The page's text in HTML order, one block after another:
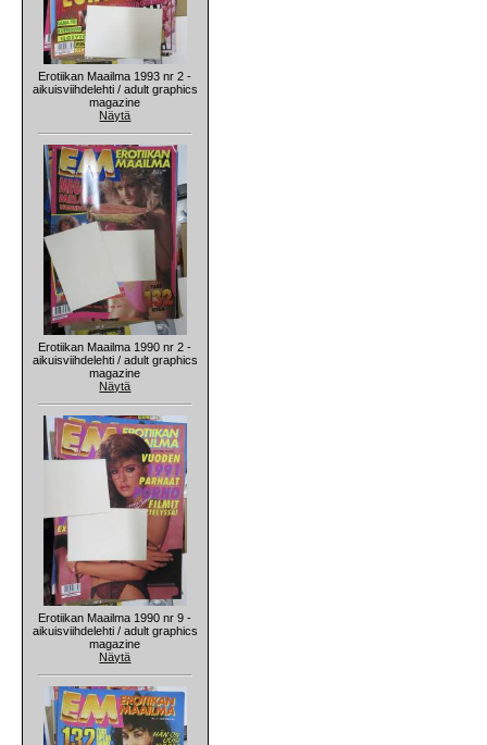
Erotiikan Maailma 1993 nr 2 -
aikuisviihdelehti / adult graphics
magazine
Näytä
Erotiikan Maailma 1990 nr 2 -
aikuisviihdelehti / adult graphics
magazine
Näytä
Erotiikan Maailma 1990 nr 9 -
aikuisviihdelehti / adult graphics
magazine
Näytä